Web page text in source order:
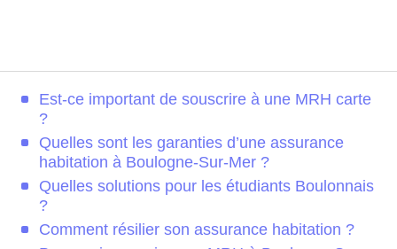
Est-ce important de souscrire à une MRH carte
?
Quelles sont les garanties d’une assurance
habitation à Boulogne-Sur-Mer ?
Quelles solutions pour les étudiants Boulonnais
?
Comment résilier son assurance habitation ?